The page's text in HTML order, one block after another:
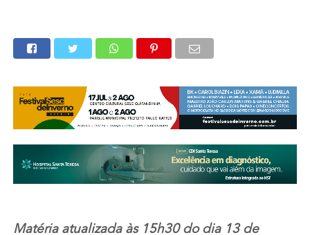
Matéria atualizada às 15h30 do dia 13 de